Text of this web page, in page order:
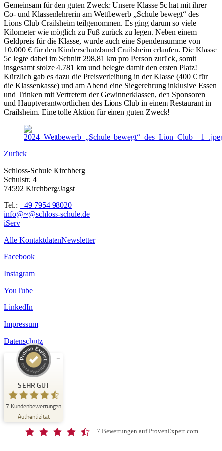
Gemeinsam für den guten Zweck: Unsere Klasse 5c hat mit ihrer
Co- und Klassenlehrerin am Wettbewerb „Schule bewegt“ des
Lions Club Crailsheim teilgenommen. Es ging darum so viele
Kilometer wie möglich zu Fuß zurück zu legen. Neben einem
Geldpreis für die Klasse, wurde auch eine Spendensumme von
10.000 € für den Kinderschutzbund Crailsheim erlaufen. Die Klasse
5c legte dabei im Schnitt 298,81 km pro Person zurück, somit
insgesamt stolze 4.781 km und belegte damit den ersten Platz!
Kürzlich gab es dazu die Preisverleihung in der Klasse (400 € für
die Klassenkasse) und am Abend eine Siegerehrung inklusive Essen
und Trinken mit Vertretern der Gewinnerklassen, den Sponsoren
und Hauptverantwortlichen des Lions Club in einem Restaurant in
Crailsheim. Eine tolle Aktion für einen guten Zweck!
Zurück
Schloss-Schule Kirchberg
Schulstr. 4
74592 Kirchberg/Jagst
Tel.: +49 7954 98020
info@~@schloss-schule.de
iServ
Alle KontaktdatenNewsletter
Facebook
Instagram
YouTube
LinkedIn
Impressum
Datenschutz
SEHR GUT
7 Kundenbewertungen
Authentizität
Kundenbewertungen und Erfahrungen zu
Schloss-Schule Kirchberg
ProvenExpert.com
SEHR GUT
4,67
/
5,00 7 Bewertungen auf ProvenExpert.com